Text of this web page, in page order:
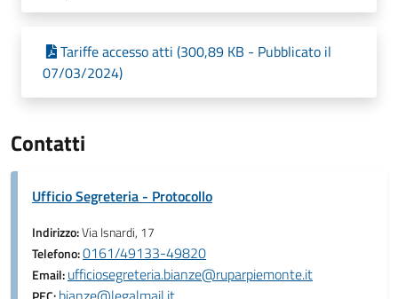
Tariffe accesso atti (300,89 KB - Pubblicato il
07/03/2024)
Contatti
Ufficio Segreteria - Protocollo
Indirizzo:Via Isnardi, 17
Telefono:0161/49133-49820
Email:ufficiosegreteria.bianze@ruparpiemonte.it